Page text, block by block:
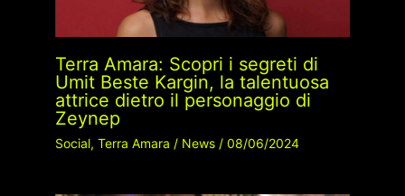
Terra Amara: Scopri i segreti di
Umit Beste Kargin, la talentuosa
attrice dietro il personaggio di
Zeynep
Social, Terra Amara / News/ 08/06/2024